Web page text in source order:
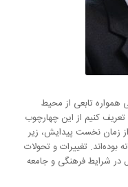
همواره تابعی از محیط
کنیم از این چهارچوب
زمان نخست پیدایش، زیر
بوده‌اند. تغییرات و تحولات
در شرایط فرهنگی و جامعه